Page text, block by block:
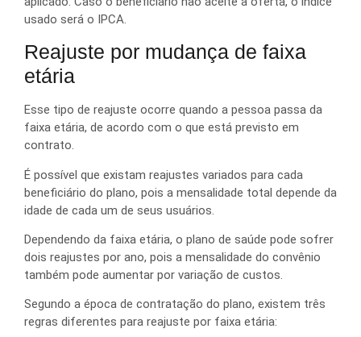
usado será o IPCA.
Reajuste por mudança de faixa
etária
Esse tipo de reajuste ocorre quando a pessoa passa da
faixa etária, de acordo com o que está previsto em
contrato.
É possível que existam reajustes variados para cada
beneficiário do plano, pois a mensalidade total depende da
idade de cada um de seus usuários.
Dependendo da faixa etária, o plano de saúde pode sofrer
dois reajustes por ano, pois a mensalidade do convênio
também pode aumentar por variação de custos.
Segundo a época de contratação do plano, existem três
regras diferentes para reajuste por faixa etária: